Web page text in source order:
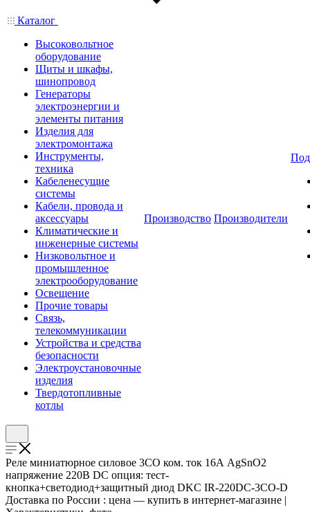
Каталог
Высоковольтное
оборудование
Щиты и шкафы,
шинопровод
Генераторы
электроэнергии и
элементы питания
Изделия для
электромонтажа
Инструменты,
техника
Кабеленесущие
системы
Кабели, провода и
аксессуары
Климатические и
инженерные системы
Низковольтное и
промышленное
электрооборудование
Освещение
Прочие товары
Связь,
телекоммуникации
Устройства и средства
безопасности
Электроустановочные
изделия
Твердотопливные
котлы
Производство Производители
Реле миниатюрное силовое 3CO ком. ток 16А AgSnO2
напряжение 220В DC опция: тест-
кнопка+светодиод+защитный диод DKC IR-220DC-3CO-D
Доставка по России : цена — купить в интернет-магазине |